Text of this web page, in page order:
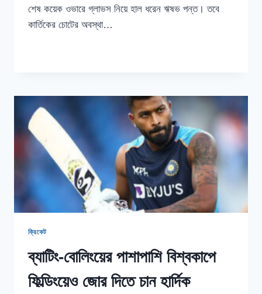
শেষ কয়েক ওভারে গ্লাভস নিয়ে হাল ধরেন ঋষভ পন্ত। তবে
কার্তিকের চোটের অবস্থা…
দলে
ক্রিকেট
ব্যাটিং-বোলিংয়ের পাশাপাশি বিশ্বকাপে
ফিল্ডিংয়েও জোর দিতে চান হার্দিক